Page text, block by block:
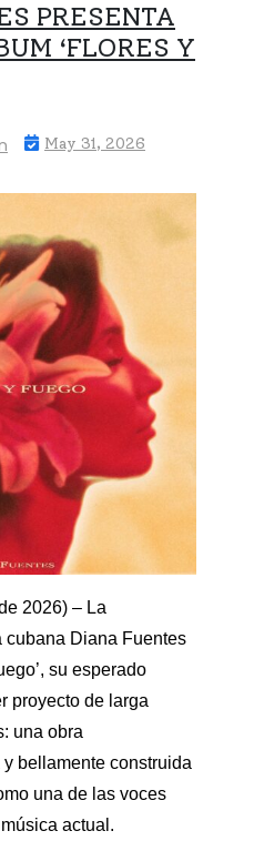
PRESENTA
‘FLORES Y
May 31, 2026
2026) – La
cubana Diana Fuentes
su esperado
proyecto de larga
una obra
bellamente construida
una de las voces
actual.